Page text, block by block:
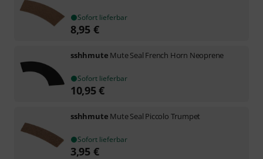
Sofort lieferbar
8,95 €
sshhmute Mute Seal French Horn Neoprene
Sofort lieferbar
10,95€
sshhmute Mute Seal Piccolo Trumpet
Sofort lieferbar
3,95 €